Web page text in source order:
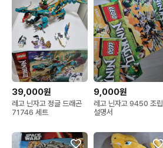
39,000원
레고 닌자고 정글 드래곤
71746 세트
9,000원
레고 닌자고 9450 조립
설명서